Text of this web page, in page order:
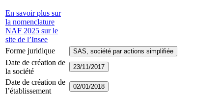
En savoir plus sur
la nomenclature
NAF 2025 sur le
site de l’Insee
Forme juridique SAS, société par actions simplifiée
Date de création de
la société
23/11/2017
Date de création de
l’établissement
02/01/2018